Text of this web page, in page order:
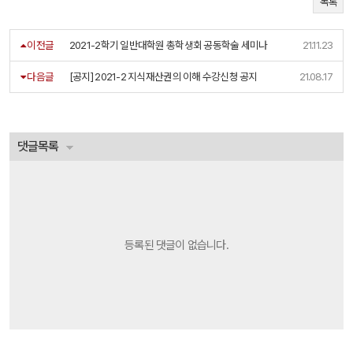
이전글 2021-2학기 일반대학원 총학생회 공동학술 세미나 21.11.23
다음글 [공지] 2021-2 지식재산권의 이해 수강신청 공지 21.08.17
댓글목록
등록된 댓글이 없습니다.